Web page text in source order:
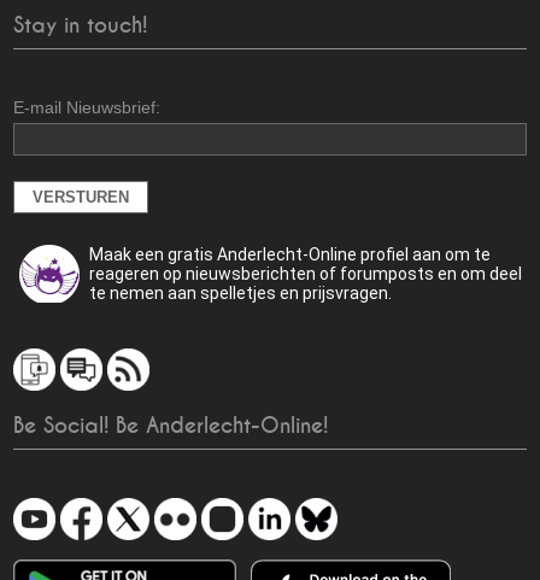
Stay in touch!
E-mail Nieuwsbrief:
Maak een gratis Anderlecht-Online profiel aan om te
reageren op nieuwsberichten of forumposts en om deel
te nemen aan spelletjes en prijsvragen.
Be Social! Be Anderlecht-Online!